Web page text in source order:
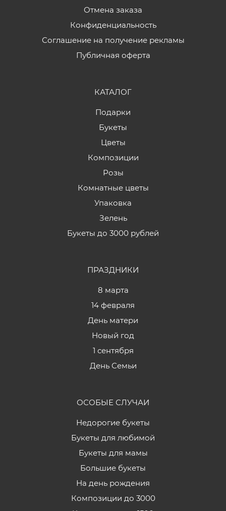
Отмена заказа
Конфиденциальность
Соглашение на получение рекламы
Публичная оферта
КАТАЛОГ
Подарки
Букеты
Цветы
Композиции
Розы
Комнатные цветы
Упаковка
Зелень
Букеты до 3000 рублей
ПРАЗДНИКИ
8 марта
14 февраля
День матери
Новый год
1 сентября
День Семьи
ОСОБЫЕ СЛУЧАИ
Недорогие букеты
Букеты для любимой
Букеты для мамы
Большие букеты
На день рождения
Композиции до 3000